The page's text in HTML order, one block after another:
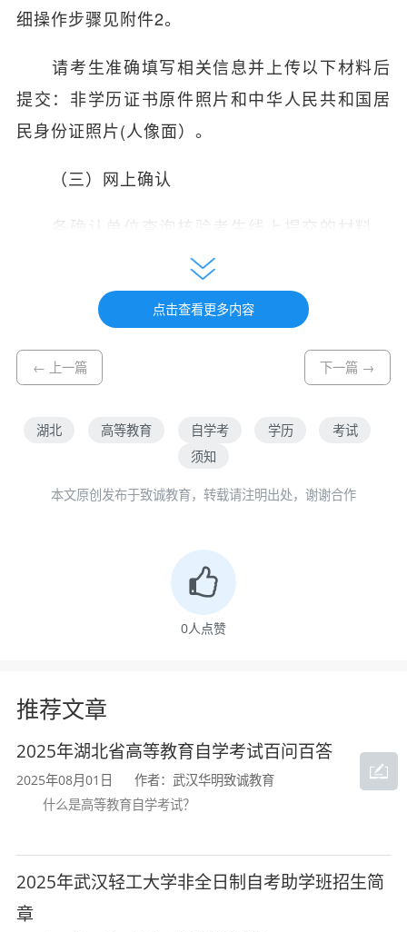
细操作步骤见附件2。
请考生准确填写相关信息并上传以下材料后
提交：非学历证书原件照片和中华人民共和国居
民身份证照片(人像面）。
（三）网上确认
各确认单位查询核验考生线上提交的材料，
通过湖北高等教育自学考试综合业务管理系统在
线提交网上确认结果。
1.全国大学英语四级、六级（CET）成绩查
询网址：
http://cjcx.neea.edu.cn/
2.全国计算机等级证书（NCRE）和全国公
共英语等级证书（PETS）查询网址：
（四）网上省级确认及结果反馈
省教育考试院自考办根据考生的课程免考申
结果直接归档进入成绩库；确认不通过的，省教
育考试院自考办予以退回并说明原因。考生可在
规定时间自行登录“考生服务平台”查询课程免考
结果。
（一）非学历证书的身份信息与现用身份信
点击查看更多内容
← 上一篇 下一篇 →
湖北 高等教育 自学考 学历
考试
须知
本文原创发布于致诚教育，转载请注明出处，谢谢合作
0人点赞
推荐文章
2025年湖北省高等教育自学考试百问百答
2025年08月01日
作者：武汉华明致诚教育
什么是高等教育自学考试？
2025年武汉轻工大学非全日制自考助学班招生简
章